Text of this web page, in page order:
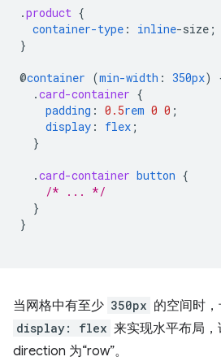
.product {
container-type : inline-size ;
}
@container (min-width : 350px)
.card-container {
padding : 0.5rem 0 0 ;
display : flex ;
}
.card-container button {
/* ... */
}
}
当网格中有至少 350px 的空间时
display: flex 来实现水平布局
direction 为“row”。